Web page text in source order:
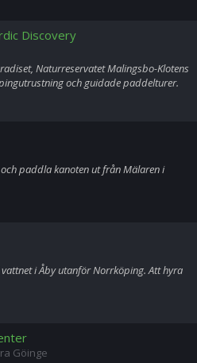
Discovery
Naturreservatet Malingsbo-Klotens
och guidade paddelturer.
paddla kanoten ut från Mälaren i
i Åby utanför Norrköping. Att hyra
Göinge